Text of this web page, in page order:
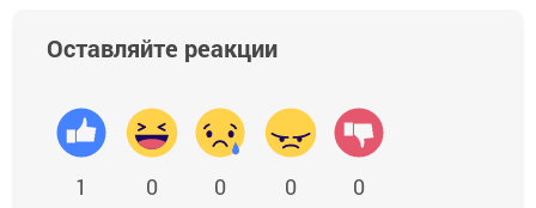
Оставляйте реакции
1 0 0 0 0